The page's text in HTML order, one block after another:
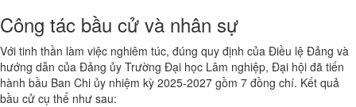
Công tác bầu cử và nhân sự
Với tinh thần làm việc nghiêm túc, đúng quy định của Điều lệ Đảng và
hướng dẫn của Đảng ủy Trường Đại học Lâm nghiệp, Đại hội đã tiến
hành bầu Ban Chi ủy nhiệm kỳ 2025-2027 gồm 7 đồng chí. Kết quả
bầu cử cụ thể như sau: